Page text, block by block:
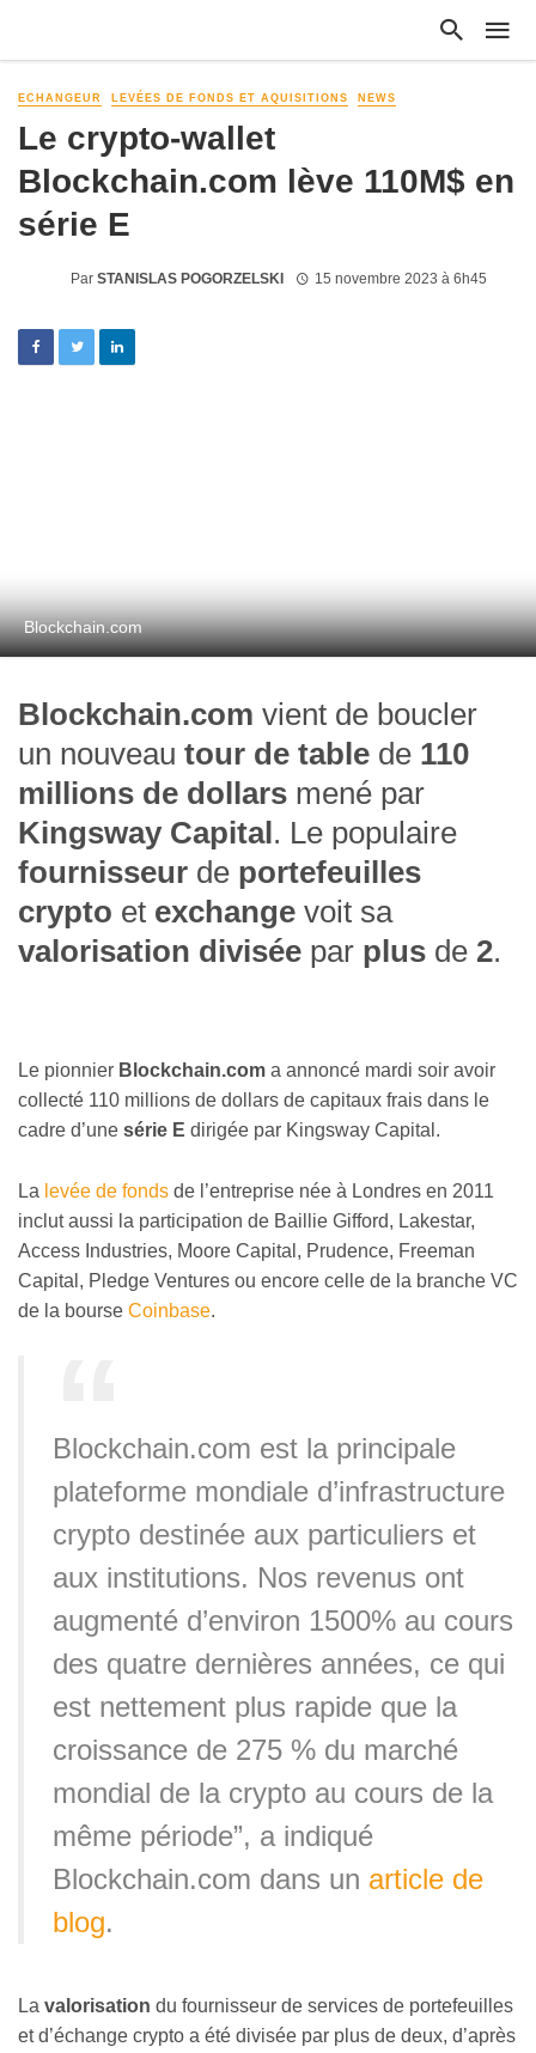
ECHANGEUR LEVÉES DE FONDS ET AQUISITIONS NEWS
Le crypto-wallet
Blockchain.com lève 110M$ en
série E
Par STANISLAS POGORZELSKI 15 novembre 2023 à 6h45
Blockchain.com
Blockchain.com vient de boucler
un nouveau tour de table de 110
millions de dollars mené par
Kingsway Capital . Le populaire
fournisseur de portefeuilles
crypto et exchange voit sa
valorisation divisée par plus de 2.
Le pionnier Blockchain.com a annoncé mardi soir avoir
collecté 110 millions de dollars de capitaux frais dans le
cadre d’une série E dirigée par Kingsway Capital.
La levée de fonds de l’entreprise née à Londres en 2011
inclut aussi la participation de Baillie Gifford, Lakestar,
Access Industries, Moore Capital, Prudence, Freeman
Capital, Pledge Ventures ou encore celle de la branche VC
de la bourse Coinbase.
Blockchain.com est la principale
plateforme mondiale d’infrastructure
crypto destinée aux particuliers et
aux institutions. Nos revenus ont
augmenté d’environ 1500% au cours
des quatre dernières années, ce qui
est nettement plus rapide que la
croissance de 275 % du marché
mondial de la crypto au cours de la
même période”, a indiqué
Blockchain.com dans un article de
blog.
La valorisation du fournisseur de services de portefeuilles
et d’échange crypto a été divisée par plus de deux, d’après